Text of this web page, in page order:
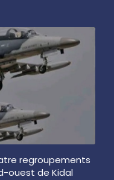
regroupements
ouest de Kidal